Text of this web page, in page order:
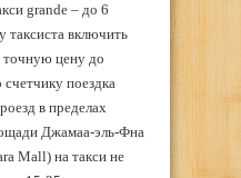
grande – до 6
таксиста включить
точную цену до
поездка
в пределах
Джамаа-эль-Фна
Mall) на такси не